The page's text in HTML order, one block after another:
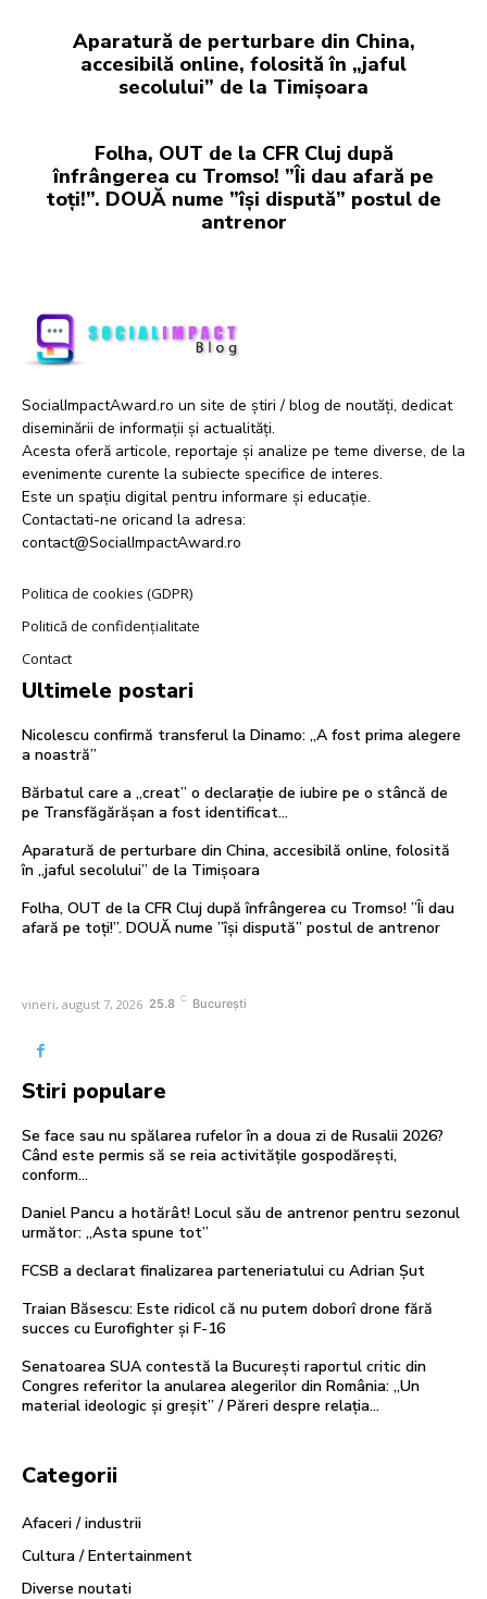
Aparatură de perturbare din China,
accesibilă online, folosită în „jaful
secolului” de la Timișoara
Folha, OUT de la CFR Cluj după
înfrângerea cu Tromso! ”Îi dau afară pe
toți!”. DOUĂ nume ”își dispută” postul de
antrenor
SocialImpactAward.ro un site de știri / blog de noutăți, dedicat
diseminării de informații și actualități.
Acesta oferă articole, reportaje și analize pe teme diverse, de la
evenimente curente la subiecte specifice de interes.
Este un spațiu digital pentru informare și educație.
Contactati-ne oricand la adresa:
contact@SocialImpactAward.ro
Politica de cookies (GDPR)
Politică de confidențialitate
Contact
Ultimele postari
Nicolescu confirmă transferul la Dinamo: „A fost prima alegere
a noastră”
Bărbatul care a „creat” o declarație de iubire pe o stâncă de
pe Transfăgărășan a fost identificat…
Aparatură de perturbare din China, accesibilă online, folosită
în „jaful secolului” de la Timișoara
Folha, OUT de la CFR Cluj după înfrângerea cu Tromso! ”Îi dau
afară pe toți!”. DOUĂ nume ”își dispută” postul de antrenor
vineri, august 7, 2026 25.8 C București
Stiri populare
Se face sau nu spălarea rufelor în a doua zi de Rusalii 2026?
Când este permis să se reia activitățile gospodărești,
conform…
Daniel Pancu a hotărât! Locul său de antrenor pentru sezonul
următor: „Asta spune tot”
FCSB a declarat finalizarea parteneriatului cu Adrian Șut
Traian Băsescu: Este ridicol că nu putem doborî drone fără
succes cu Eurofighter și F-16
Senatoarea SUA contestă la București raportul critic din
Congres referitor la anularea alegerilor din România: „Un
material ideologic și greșit” / Păreri despre relația...
Categorii
Afaceri / industrii
Cultura / Entertainment
Diverse noutati